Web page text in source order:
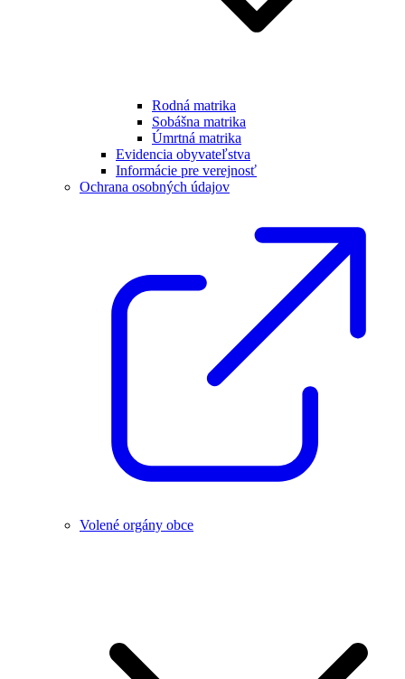
Rodná matrika
Sobášna matrika
Úmrtná matrika
Evidencia obyvateľstva
Informácie pre verejnosť
Ochrana osobných údajov
Volené orgány obce